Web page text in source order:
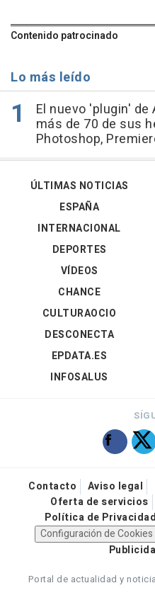
Contenido patrocinado
Lo más leído
El nuevo 'plugin' de
más de 70 de sus
Photoshop,
ÚLTIMAS NOTICIAS
ESPAÑA
INTERNACIONAL
DEPORTES
VÍDEOS
CHANCE
CULTURAOCIO
DESCONECTA
EPDATA.ES
INFOSALUS
Contacto Aviso legal
Oferta de servicios
Política de Privacidad
Configuración de Cookies
Portal de actualidad y